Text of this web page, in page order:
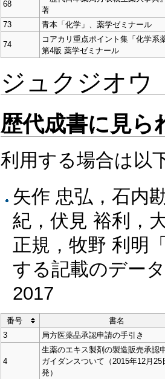
68
著
73
青本「化学」、薬学ゼミナール
74
コアカリ重点ポイント集「化学系
第4版 薬学ゼミナール
ジュクジオウ
歴代成書に見ら
利用する場合は以
矢作 忠弘，石内
紀，伏見 裕利，
正規，牧野 利明
する記載のデー
2017
番号
書名
3
局方医薬品承認申請の手引き
4
生薬のエキス製剤の製造販売承認
ガイダンスついて（2015年12月25
発）